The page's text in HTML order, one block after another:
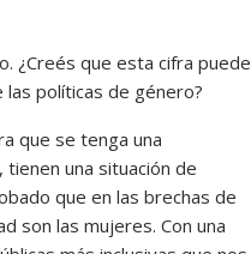
¿Creés que esta cifra puede
las políticas de género?
que se tenga una
una situación de
que en las brechas de
son las mujeres. Con una